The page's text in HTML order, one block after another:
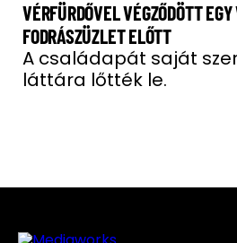
VÉRFÜRDŐVEL VÉGZŐDÖTT
FODRÁSZÜZLET ELŐTT
A családapát saját
láttára lőtték le.